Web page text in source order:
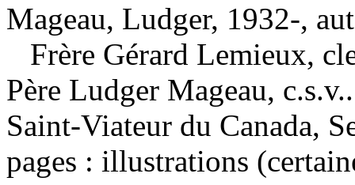
Mageau, Ludger, 1932-,
Frère Gérard Lemieux,
Père Ludger Mageau,
Saint-Viateur du Canada,
pages : illustrations